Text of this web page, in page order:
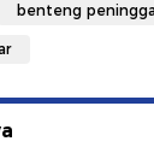
benteng